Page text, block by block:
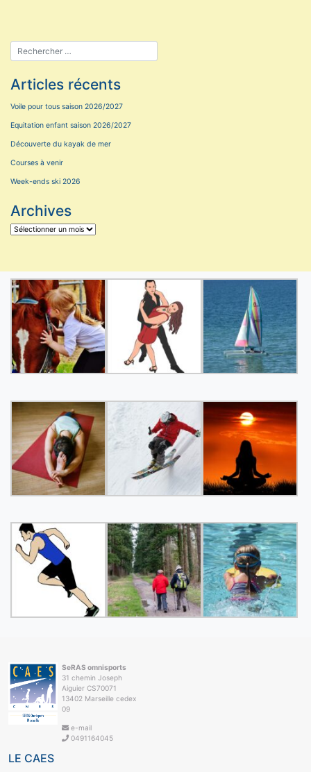
Articles récents
Voile pour tous saison 2026/2027
Equitation enfant saison 2026/2027
Découverte du kayak de mer
Courses à venir
Week-ends ski 2026
Archives
Archives
SeRAS omnisports
31 chemin Joseph
Aiguier CS70071
13402 Marseille cedex
09
e-mail
0491164045
LE CAES